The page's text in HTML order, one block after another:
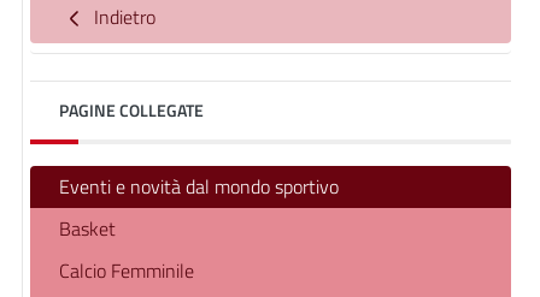
Indietro
PAGINE COLLEGATE
Eventi e novità dal mondo sportivo
Basket
Calcio Femminile